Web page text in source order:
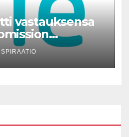
vastauksensa
kantelusta